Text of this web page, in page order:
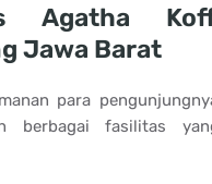
Agatha
Jawa Barat
para
berbagai fasilitas